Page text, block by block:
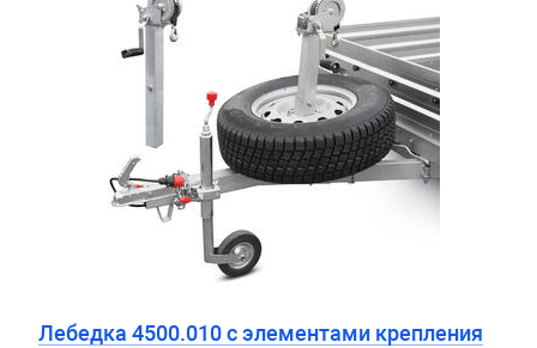
Лебедка 4500.010 с элементами крепления